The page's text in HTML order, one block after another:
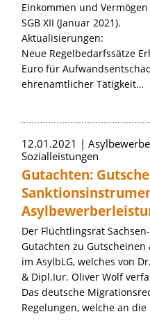
Einkommen und Vermögen
SGB XII (Januar 2021).
Aktualisierungen:
Neue Regelbedarfssätze
Euro für
ehrenamtlicher Tätigkeit…
12.01.2021
Sozialleistungen
Gutachten:
Der Flüchtlingsrat
Gutachten zu
im AsylbLG, welches von
& Dipl.Iur. Oliver Wolf
Das deutsche
Regelungen, welche an